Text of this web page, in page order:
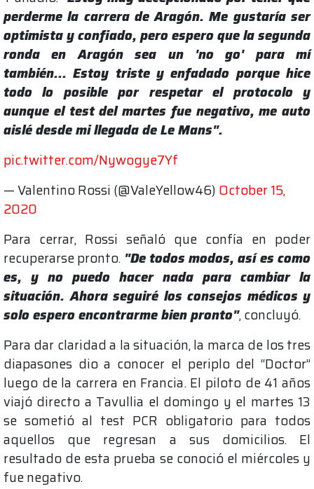
perderme la carrera de Aragón. Me gustaría ser
optimista y confiado, pero espero que la segunda
ronda en Aragón sea un 'no go' para mí
también... Estoy triste y enfadado porque hice
todo lo posible por respetar el protocolo y
aunque el test del martes fue negativo, me auto
aislé desde mi llegada de Le Mans".
pic.twitter.com/Nywogye7Yf
— Valentino Rossi (@ValeYellow46) October 15,
2020
Para cerrar, Rossi señaló que confía en poder
recuperarse pronto. "De todos modos, así es como
es, y no puedo hacer nada para cambiar la
situación. Ahora seguiré los consejos médicos y
solo espero encontrarme bien pronto", concluyó.
Para dar claridad a la situación, la marca de los tres
diapasones dio a conocer el periplo del “Doctor”
luego de la carrera en Francia. El piloto de 41 años
viajó directo a Tavullia el domingo y el martes 13
se sometió al test PCR obligatorio para todos
aquellos que regresan a sus domicilios. El
resultado de esta prueba se conoció el miércoles y
fue negativo.